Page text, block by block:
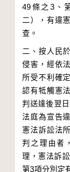
49條之3、
二），有違
二、按人民
侵害，經依
所受不利確
認有牴觸憲
判送達後翌
法庭為宣告
憲法訴訟法
判之理由者
理，憲法訴